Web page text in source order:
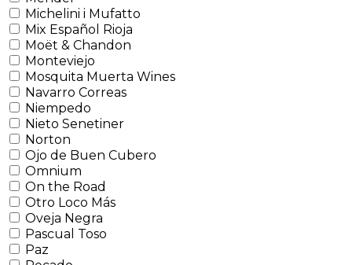
Michelini i Mufatto
Mix Español Rioja
Moët & Chandon
Monteviejo
Mosquita Muerta Wines
Navarro Correas
Niempedo
Nieto Senetiner
Norton
Ojo de Buen Cubero
Omnium
On the Road
Otro Loco Más
Oveja Negra
Pascual Toso
Paz